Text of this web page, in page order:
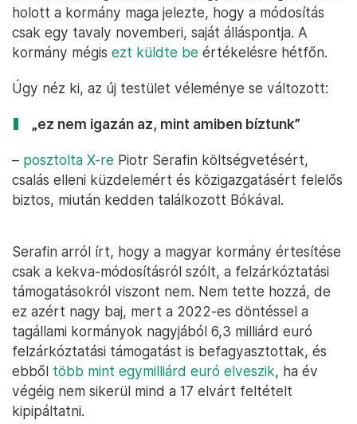
holott a kormány maga jelezte, hogy a módosítás
csak egy tavaly novemberi, saját álláspontja. A
kormány mégis ezt küldte be értékelésre hétfőn.
Úgy néz ki, az új testület véleménye se változott:
„ez nem igazán az, mint amiben bíztunk”
– posztolta X-re Piotr Serafin költségvetésért,
csalás elleni küzdelemért és közigazgatásért felelős
biztos, miután kedden találkozott Bókával.
Serafin arról írt, hogy a magyar kormány értesítése
csak a kekva-módosításról szólt, a felzárkóztatási
támogatásokról viszont nem. Nem tette hozzá, de
ez azért nagy baj, mert a 2022-es döntéssel a
tagállami kormányok nagyjából 6,3 milliárd euró
felzárkóztatási támogatást is befagyasztottak, és
ebből több mint egymilliárd euró elveszik, ha év
végéig nem sikerül mind a 17 elvárt feltételt
kipipáltatni.